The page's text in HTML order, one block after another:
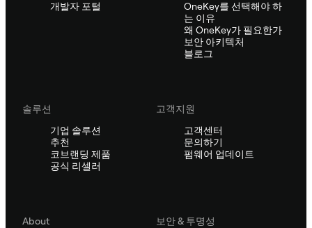
개발자 포털
OneKey를 선택해야 하
는 이유
왜 OneKey가 필요한가
보안 아키텍처
블로그
솔루션
기업 솔루션
추천
코브랜딩 제품
공식 리셀러
고객지원
고객센터
문의하기
펌웨어 업데이트
About
보안 & 투명성